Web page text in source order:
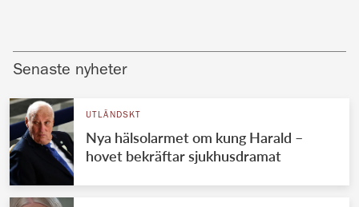
Senaste nyheter
UTLÄNDSKT
Nya hälsolarmet om kung Harald –
hovet bekräftar sjukhusdramat